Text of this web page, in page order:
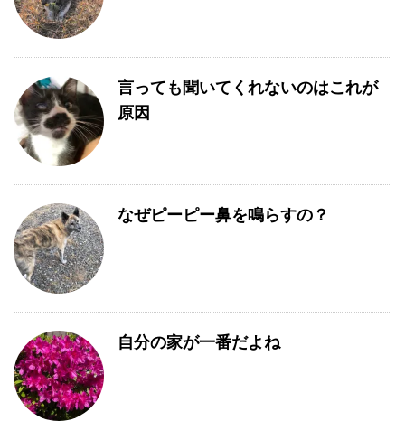
言っても聞いてくれないのはこれが
原因
なぜピーピー鼻を鳴らすの？
自分の家が一番だよね